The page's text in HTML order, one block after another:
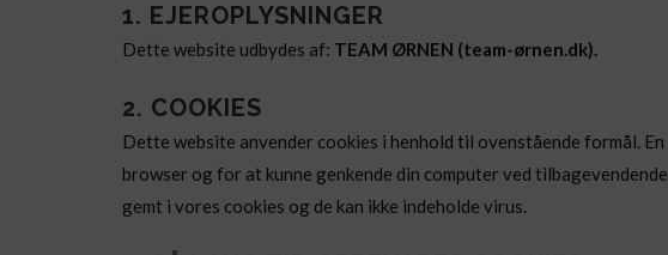
1. EJEROPLYSNINGER
Dette website udbydes af: TEAM ØRNEN (team-ørnen.dk).
2. COOKIES
Dette website anvender cookies i henhold til ovenstående formål.
browser og for at kunne genkende din computer ved
gemt i vores cookies og de kan ikke indeholde virus.